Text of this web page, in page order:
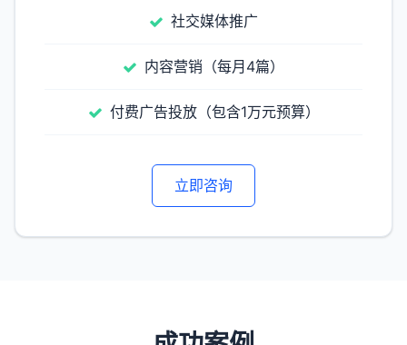
社交媒体推广
内容营销（每月4篇）
付费广告投放（包含1万元预算）
立即咨询